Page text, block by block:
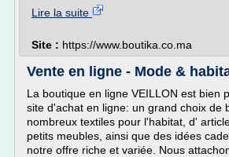
Lire la suite
Site : https://www.boutika.co.ma
Vente en ligne - Mode &
La boutique en ligne VEILLON est bien
site d'achat en ligne: un grand choix de
nombreux textiles pour l'habitat, d'
petits meubles, ainsi que des idées
notre offre riche et variée. Nous